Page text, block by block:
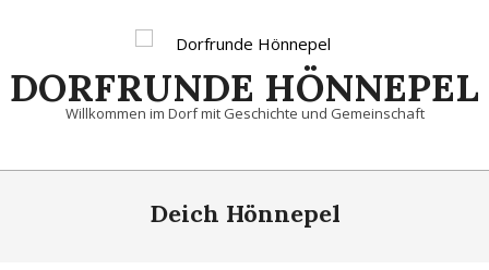
content
DORFRUNDE HÖNNEPEL
Willkommen im Dorf mit Geschichte und Gemeinschaft
Primary
Deich Hönnepel